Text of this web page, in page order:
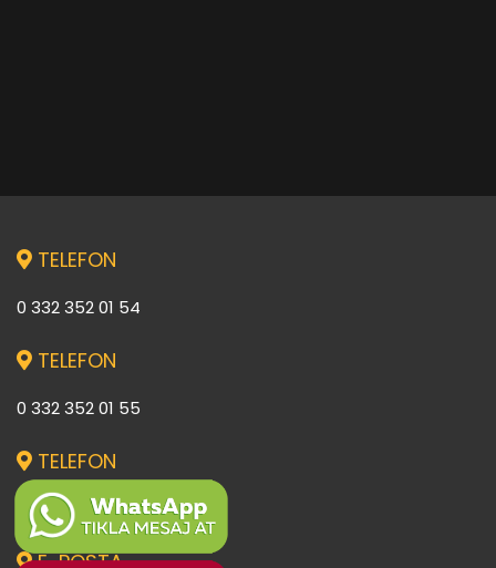
TELEFON
0 332 352 01 54
TELEFON
0 332 352 01 55
TELEFON
0 332 352 01 54
E-POSTA